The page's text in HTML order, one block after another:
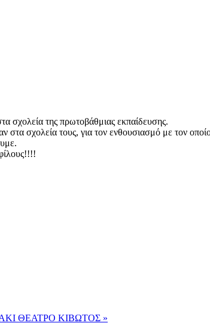
της πρωτοβάθμιας εκπαίδευσης.
σχολεία τους, για τον ενθουσιασμό με τον
ΘΕΑΤΡΟ ΚΙΒΩΤΟΣ »